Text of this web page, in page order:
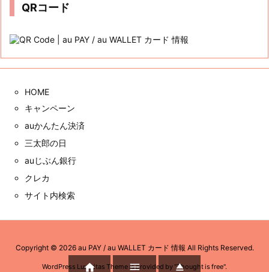
QRコード
HOME
キャンペーン
auかんたん決済
三太郎の日
auじぶん銀行
クレカ
サイト内検索
Copyright © 2026 au PAY / au WALLET カード 情報 All Rights Reserved.
WordPress Luxeritas Theme is provided by "Thought is free".
  